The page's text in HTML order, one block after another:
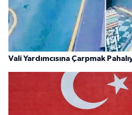
Vali Yardımcısına Çarpmak